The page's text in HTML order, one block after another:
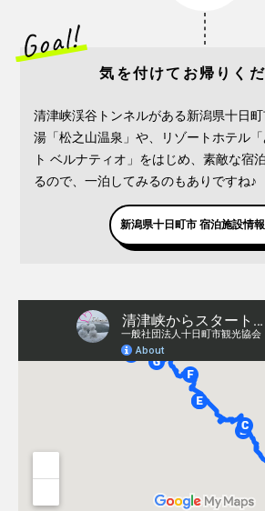
気を付けてお帰りく
清津峡渓谷トンネルがある新潟県十日
湯「松之山温泉」や、リゾートホテル
ト ベルナティオ」をはじめ、素敵な宿
るので、一泊してみるのもありですね♪
新潟県十日町市 宿泊施設情報